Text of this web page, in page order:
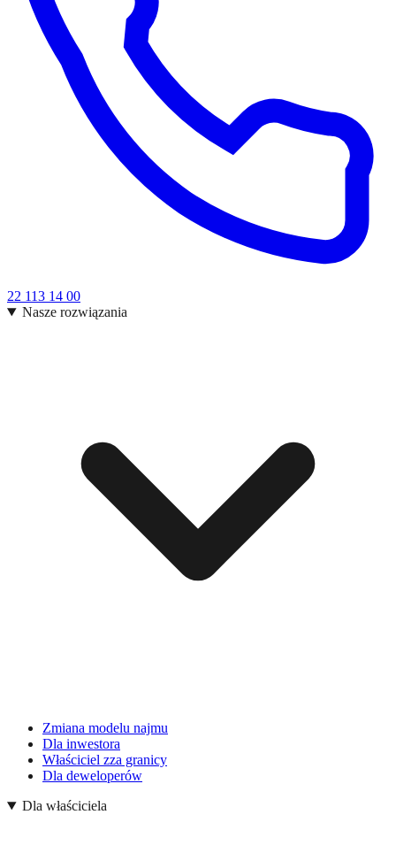
22 113 14 00
Nasze rozwiązania
Zmiana modelu najmu
Dla inwestora
Właściciel zza granicy
Dla deweloperów
Dla właściciela